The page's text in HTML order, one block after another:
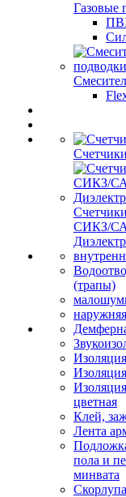
Газовые
СИКЗ/
(трапы)
наружняя
цветная
Клей,
Лента
пола и
минвата